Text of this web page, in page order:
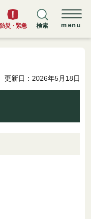
防災・緊急 検索 menu
更新日：2026年5月18日